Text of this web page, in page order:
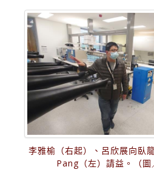
李雅榆（右起）、呂欣展向臥
Pang（左）請益。（圖